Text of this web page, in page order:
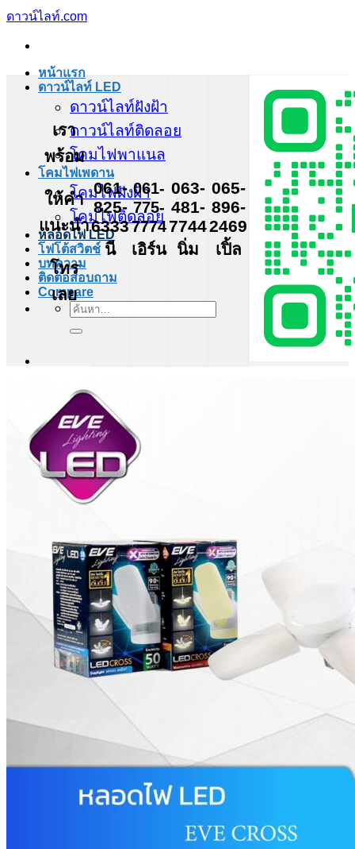
ข้าม
เนื้อหา
ดาวน์ไลท์.com
หน้าแรก
ดาวน์ไลท์ LED
ดาวน์ไลท์ฝังฝ้า
ดาวน์ไลท์ติดลอย
โคมไฟพาแนล
โคมไฟเพดาน
โคมไฟฝังฝ้า
โคมไฟติดลอย
หลอดไฟ LED
โฟโต้สวิตช์
บทความ
ติดต่อสอบถาม
Compare
ค้นหา:
เรา
พร้อม
ให้คำ
แนะนำ
โทร
เลย
061-
825-
6333
นี
061-
775-
7774
เอิร์น
063-
481-
7744
นิ่ม
065-
896-
2469
เปิ้ล